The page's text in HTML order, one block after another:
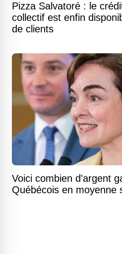
Pizza Salvatoré : le
collectif est enfin
de clients
Voici combien d'argent
Québécois en moyenne